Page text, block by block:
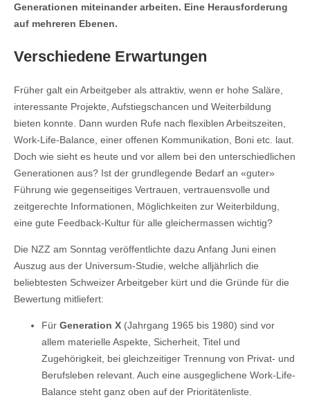
Generationen miteinander arbeiten. Eine Herausforderung
auf mehreren Ebenen.
Verschiedene Erwartungen
Früher galt ein Arbeitgeber als attraktiv, wenn er hohe Saläre,
interessante Projekte, Aufstiegschancen und Weiterbildung
bieten konnte. Dann wurden Rufe nach flexiblen Arbeitszeiten,
Work-Life-Balance, einer offenen Kommunikation, Boni etc. laut.
Doch wie sieht es heute und vor allem bei den unterschiedlichen
Generationen aus? Ist der grundlegende Bedarf an «guter»
Führung wie gegenseitiges Vertrauen, vertrauensvolle und
zeitgerechte Informationen, Möglichkeiten zur Weiterbildung,
eine gute Feedback-Kultur für alle gleichermassen wichtig?
Die NZZ am Sonntag veröffentlichte dazu Anfang Juni einen
Auszug aus der Universum-Studie, welche alljährlich die
beliebtesten Schweizer Arbeitgeber kürt und die Gründe für die
Bewertung mitliefert:
Für Generation X (Jahrgang 1965 bis 1980) sind vor
allem materielle Aspekte, Sicherheit, Titel und
Zugehörigkeit, bei gleichzeitiger Trennung von Privat- und
Berufsleben relevant. Auch eine ausgeglichene Work-Life-
Balance steht ganz oben auf der Prioritätenliste.